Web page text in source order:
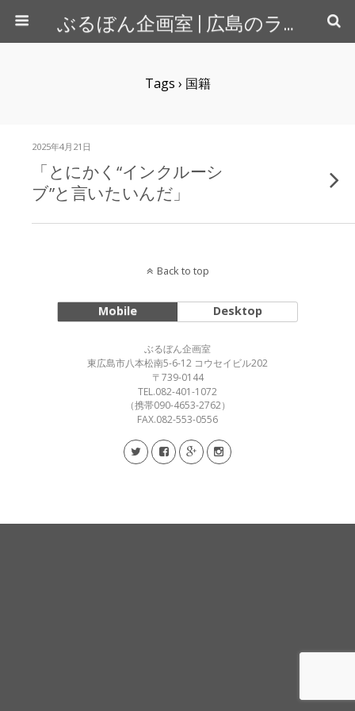
ぶるぼん企画室 | 広島のライター＆カメラマン
Tags › 国籍
2025年4月21日
「とにかく“インクルーシ
ブ”と言いたいんだ」
Back to top
Mobile Desktop
ぶるぼん企画室
東広島市八本松南5-6-12 コウセイビル202
〒739-0144
TEL.082-401-1072
（携帯090-4653-2762）
FAX.082-553-0556